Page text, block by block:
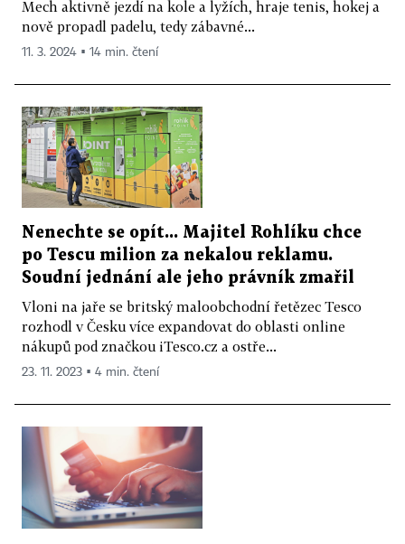
Mech aktivně jezdí na kole a lyžích, hraje tenis, hokej a
nově propadl padelu, tedy zábavné...
11. 3. 2024 ▪ 14 min. čtení
Nenechte se opít... Majitel Rohlíku chce
po Tescu milion za nekalou reklamu.
Soudní jednání ale jeho právník zmařil
Vloni na jaře se britský maloobchodní řetězec Tesco
rozhodl v Česku více expandovat do oblasti online
nákupů pod značkou iTesco.cz a ostře...
23. 11. 2023 ▪ 4 min. čtení